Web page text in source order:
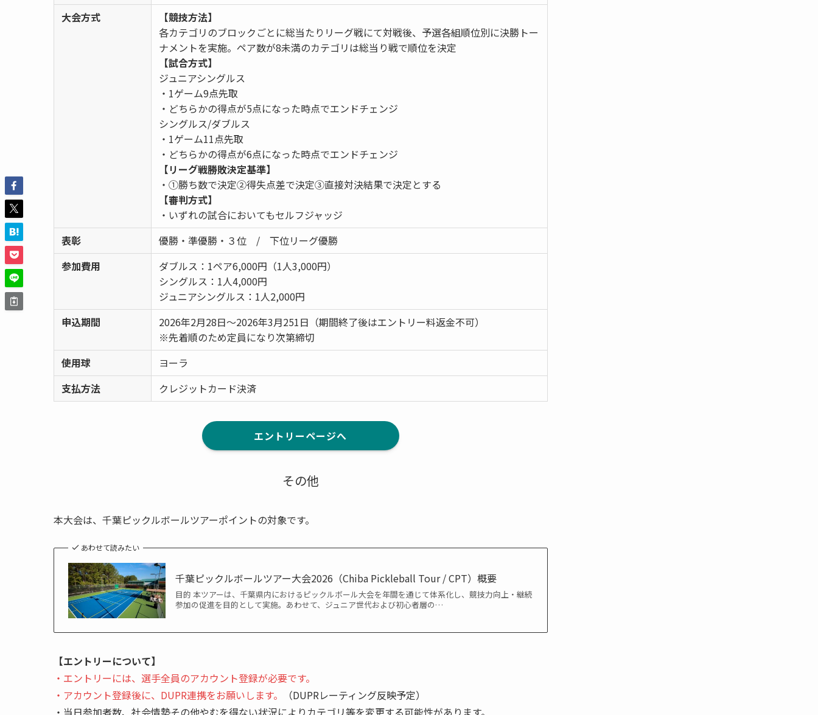
大会方式
【競技方法】
各カテゴリのブロックごとに総当たりリーグ戦にて対戦後、予選各組順位別に決勝トー
ナメントを実施。ペア数が8未満のカテゴリは総当り戦で順位を決定
【試合方式】
ジュニアシングルス
・1ゲーム9点先取
・どちらかの得点が5点になった時点でエンドチェンジ
シングルス/ダブルス
・1ゲーム11点先取
・どちらかの得点が6点になった時点でエンドチェンジ
【リーグ戦勝敗決定基準】
・①勝ち数で決定②得失点差で決定③直接対決結果で決定とする
【審判方式】
・いずれの試合においてもセルフジャッジ
表彰
優勝・準優勝・３位 / 下位リーグ優勝
参加費用
ダブルス：1ペア6,000円（1人3,000円）
シングルス：1人4,000円
ジュニアシングルス：1人2,000円
申込期間
2026年2月28日〜2026年3月251日（期間終了後はエントリー料返金不可）
※先着順のため定員になり次第締切
使用球
ヨーラ
支払方法
クレジットカード決済
エントリーページへ
その他
本大会は、千葉ピックルボールツアーポイントの対象です。
あわせて読みたい
千葉ピックルボールツアー大会2026（Chiba Pickleball Tour / CPT）概要
目的 本ツアーは、千葉県内におけるピックルボール大会を年間を通じて体系化し、競技力向上・継続
参加の促進を目的として実施。あわせて、ジュニア世代および初心者層の…
【エントリーについて】
・エントリーには、選手全員のアカウント登録が必要です。
・アカウント登録後に、DUPR連携をお願いします。
（DUPRレーティング反映予定）
・当日参加者数、社会情勢その他やむを得ない状況によりカテゴリ等を変更する可能性があります。